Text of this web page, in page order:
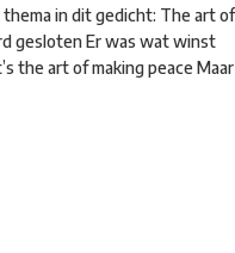
thema in dit gedicht: The art of
gesloten Er was wat winst
the art of making peace Maar